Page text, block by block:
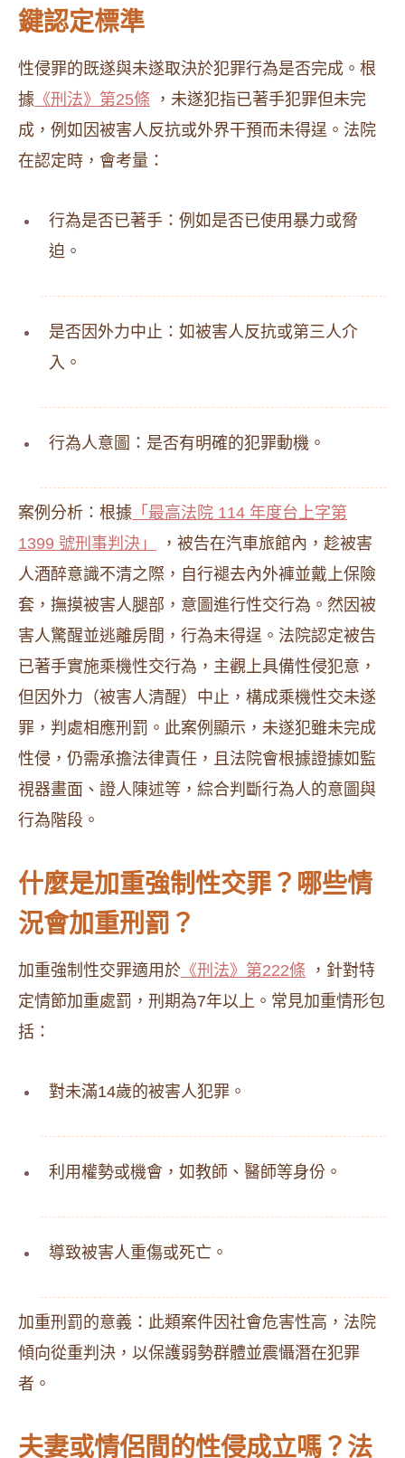
鍵認定標準
性侵罪的既遂與未遂取決於犯罪行為是否完成。根
據 《刑法》第25條 ，未遂犯指已著手犯罪但未完
成，例如因被害人反抗或外界干預而未得逞。法院
在認定時，會考量：
行為是否已著手：例如是否已使用暴力或脅
迫。
是否因外力中止：如被害人反抗或第三人介
入。
行為人意圖：是否有明確的犯罪動機。
案例分析：根據 「最高法院 114 年度台上字第
1399 號刑事判決」
，被告在汽車旅館內，趁被害
人酒醉意識不清之際，自行褪去內外褲並戴上保險
套，撫摸被害人腿部，意圖進行性交行為。然因被
害人驚醒並逃離房間，行為未得逞。法院認定被告
已著手實施乘機性交行為，主觀上具備性侵犯意，
但因外力（被害人清醒）中止，構成乘機性交未遂
罪，判處相應刑罰。此案例顯示，未遂犯雖未完成
性侵，仍需承擔法律責任，且法院會根據證據如監
視器畫面、證人陳述等，綜合判斷行為人的意圖與
行為階段。
什麼是加重強制性交罪？哪些情
況會加重刑罰？
加重強制性交罪適用於 《刑法》第222條 ，針對特
定情節加重處罰，刑期為7年以上。常見加重情形包
括：
對未滿14歲的被害人犯罪。
利用權勢或機會，如教師、醫師等身份。
導致被害人重傷或死亡。
加重刑罰的意義：此類案件因社會危害性高，法院
傾向從重判決，以保護弱勢群體並震懾潛在犯罪
者。
夫妻或情侶間的性侵成立嗎？法